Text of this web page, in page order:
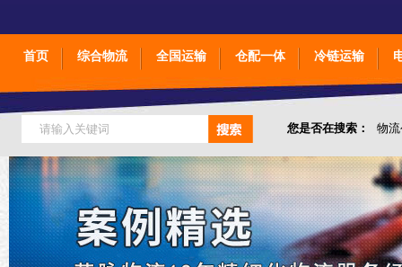
首页 综合物流 全国运输 仓配一体 冷链运输
您是否在搜索： 物
仓储综合专业定制物